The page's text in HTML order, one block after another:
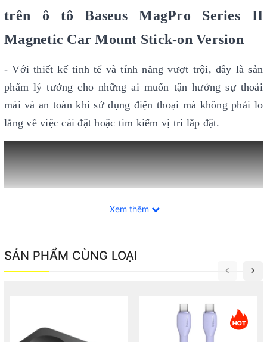
trên ô tô Baseus MagPro Series II
Magnetic Car Mount Stick-on Version
- Với thiết kế tinh tế và tính năng vượt trội, đây là sản
phẩm lý tưởng cho những ai muốn tận hưởng sự thoải
mái và an toàn khi sử dụng điện thoại mà không phải lo
lắng về việc cài đặt hoặc tìm kiếm vị trí lắp đặt.
Xem thêm
SẢN PHẨM CÙNG LOẠI